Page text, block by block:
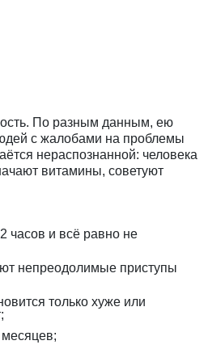
По разным данным, ею
с жалобами на проблемы
нераспознанной: человека
витамины, советуют
часов и всё равно не
непреодолимые приступы
только хуже или